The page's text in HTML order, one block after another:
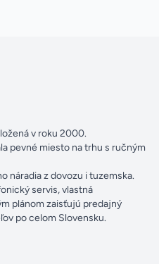
v roku 2000.
pevné miesto na trhu s ručným
náradia z dovozu i tuzemska.
servis, vlastná
plánom zaisťujú predajný
po celom Slovensku.